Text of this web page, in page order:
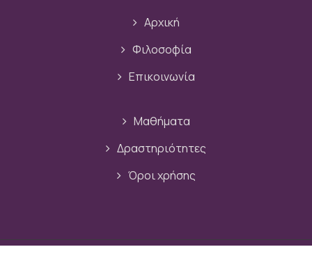
Αρχική
Φιλοσοφία
Επικοινωνία
Μαθήματα
Δραστηριότητες
Όροι χρήσης